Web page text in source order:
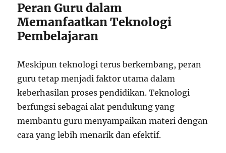
Peran Guru dalam
Memanfaatkan Teknologi
Pembelajaran
Meskipun teknologi terus berkembang, peran
guru tetap menjadi faktor utama dalam
keberhasilan proses pendidikan. Teknologi
berfungsi sebagai alat pendukung yang
membantu guru menyampaikan materi dengan
cara yang lebih menarik dan efektif.